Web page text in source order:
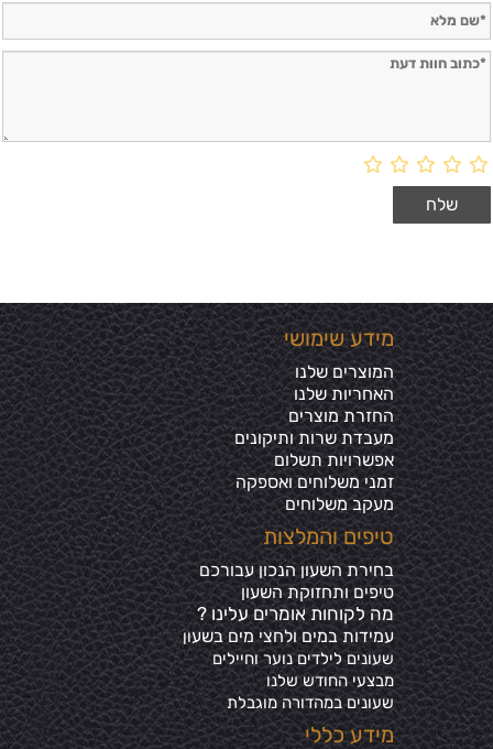
מידע שימושי
המוצרים שלנו
האחריות שלנו
החזרת מוצרים
מעבדת שרות ותיקונים
אפשרויות תשלום
זמני משלוחים ואספקה
מעקב משלוחים
טיפים והמלצות
בחירת השעון הנכון עבורכם
טיפים ותחזוקת השעון
מה לקוחות אומרים עלינו ?
עמידות במים ולחצי מים בשעון
שעונים לילדים נוער וחיילים
מבצעי החודש שלנו
שעונים במהדורה מוגבלת
מידע כללי